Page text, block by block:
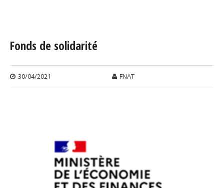
Fonds de solidarité
30/04/2021 FNAT